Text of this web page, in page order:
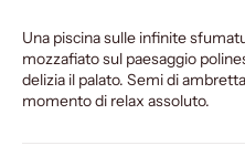
Una piscina sulle infinite
mozzafiato sul paesaggio
delizia il palato. Semi di
momento di relax assoluto.